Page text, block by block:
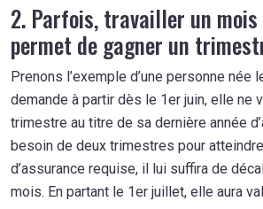
2. Parfois, travailler un mois
permet de gagner un
Prenons l’exemple d’une personne née
demande à partir dès le 1er juin, elle ne
trimestre au titre de sa dernière année
besoin de deux trimestres pour
d’assurance requise, il lui suffira de
mois. En partant le 1er juillet, elle aura